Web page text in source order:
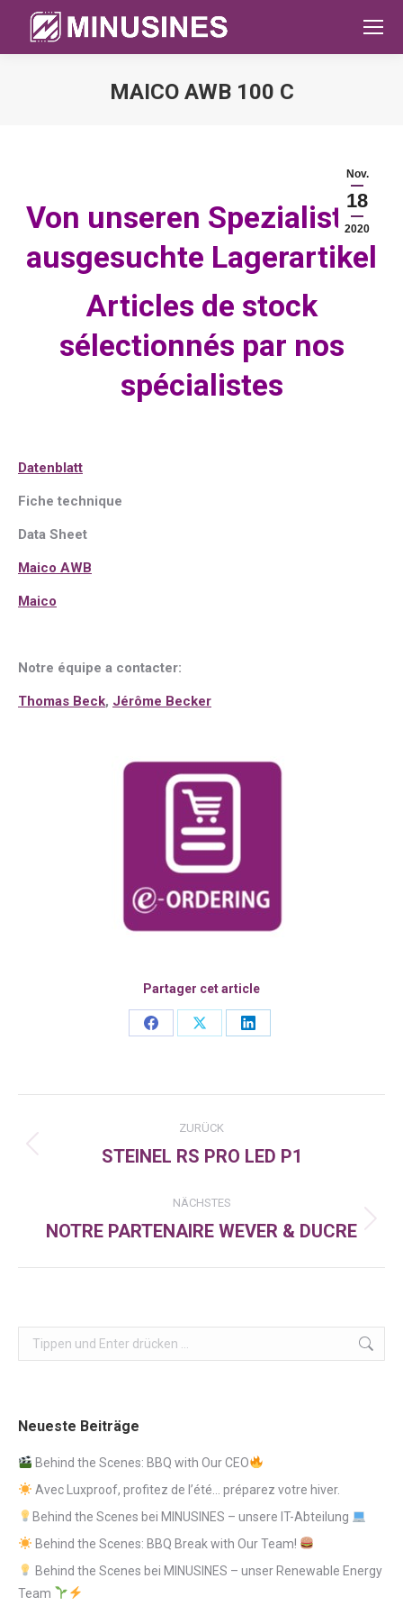
MAICO AWB 100 C
Nov.
18
2020
Von unseren Spezialisten
ausgesuchte Lagerartikel
Articles de stock
sélectionnés par nos
spécialistes
Datenblatt
Fiche technique
Data Sheet
Maico AWB
Maico
Notre équipe a contacter:
Thomas Beck, Jérôme Becker
Partager cet article
Share
Share
Share
Kommentarnavigation
ZURÜCK
Vorheriger
STEINEL RS PRO LED P1
NÄCHSTES
Nächster
NOTRE PARTENAIRE WEVER & DUCRE
Search:
Neueste Beiträge
Behind the Scenes: BBQ with Our CEO
Avec Luxproof, profitez de l’été… préparez votre hiver.
Behind the Scenes bei MINUSINES – unsere IT-Abteilung
Behind the Scenes: BBQ Break with Our Team!
Behind the Scenes bei MINUSINES – unser Renewable Energy
Team